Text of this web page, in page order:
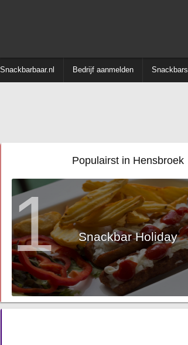
Snackbarbaar.nl Bedrijf aanmelden Snackbars
Populairst in Hensbroek
1 Snackbar Holiday